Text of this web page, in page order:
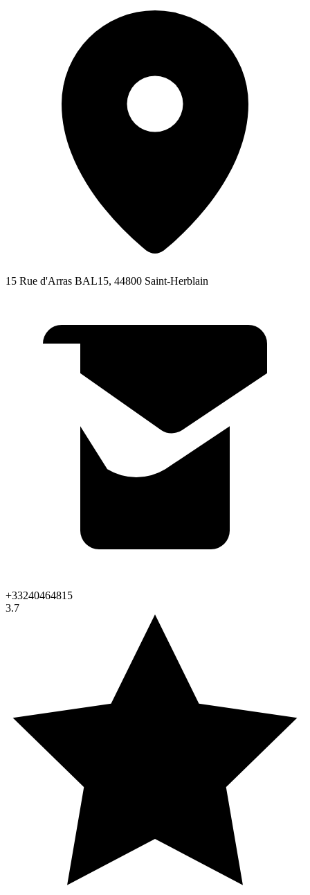
15 Rue d'Arras BAL15, 44800 Saint-Herblain
+33240464815
3.7